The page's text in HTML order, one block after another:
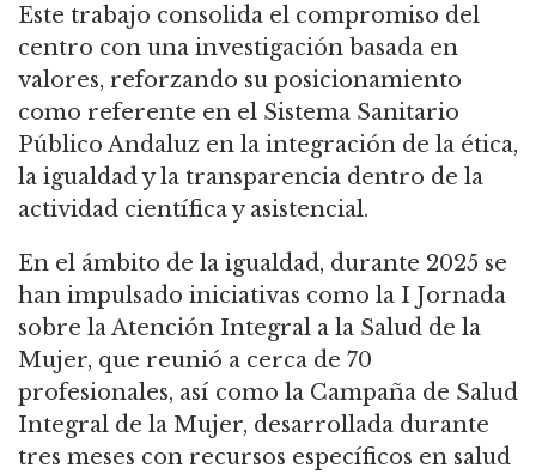
Este trabajo consolida el compromiso del
centro con una investigación basada en
valores, reforzando su posicionamiento
como referente en el Sistema Sanitario
Público Andaluz en la integración de la ética,
la igualdad y la transparencia dentro de la
actividad científica y asistencial.
En el ámbito de la igualdad, durante 2025 se
han impulsado iniciativas como la I Jornada
sobre la Atención Integral a la Salud de la
Mujer, que reunió a cerca de 70
profesionales, así como la Campaña de Salud
Integral de la Mujer, desarrollada durante
tres meses con recursos específicos en salud